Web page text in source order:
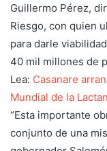
Guillermo Pérez,
Riesgo, con quien
para darle
40 mil millones de
Lea: Casanare
Mundial de la
“Esta importante
conjunto de una